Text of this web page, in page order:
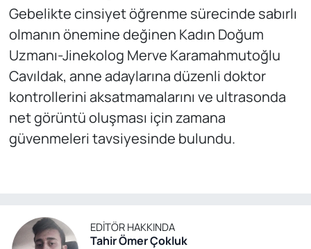
Gebelikte cinsiyet öğrenme sürecinde sabırlı
olmanın önemine değinen Kadın Doğum
Uzmanı-Jinekolog Merve Karamahmutoğlu
Cavıldak, anne adaylarına düzenli doktor
kontrollerini aksatmamalarını ve ultrasonda
net görüntü oluşması için zamana
güvenmeleri tavsiyesinde bulundu.
EDITÖR HAKKINDA
Tahir Ömer Çokluk